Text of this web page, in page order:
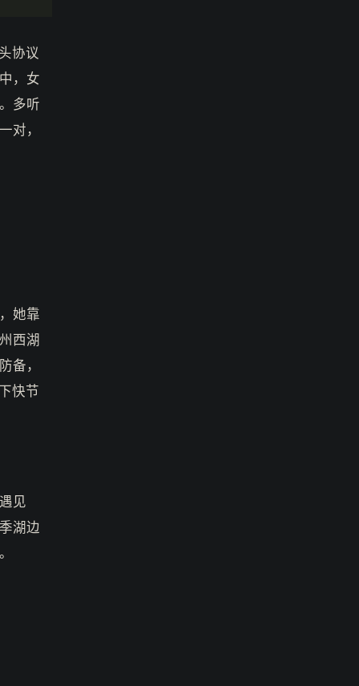
协议
，女
多听
对，
她靠
西湖
备，
快节
见
湖边